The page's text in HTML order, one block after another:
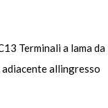
Terminali a lama da
allingresso